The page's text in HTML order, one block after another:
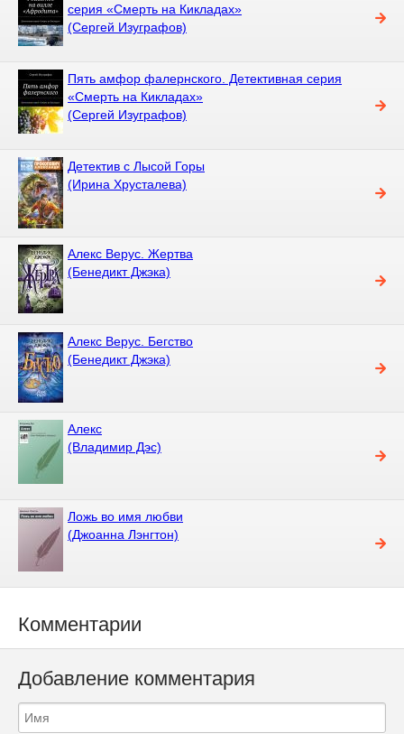
серия «Смерть на Кикладах»
(Сергей Изуграфов)
Пять амфор фалернского. Детективная серия
«Смерть на Кикладах»
(Сергей Изуграфов)
Детектив с Лысой Горы
(Ирина Хрусталева)
Алекс Верус. Жертва
(Бенедикт Джэка)
Алекс Верус. Бегство
(Бенедикт Джэка)
Алекс
(Владимир Дэс)
Ложь во имя любви
(Джоанна Лэнгтон)
Комментарии
Добавление комментария